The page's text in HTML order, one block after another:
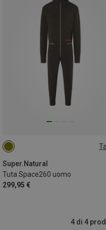
Super.Natural
Tuta Space260 uomo
299,95 €
S
4 di 4